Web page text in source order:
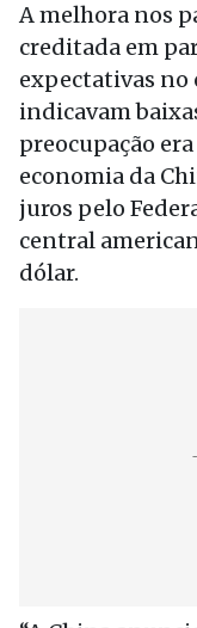
A melhora nos
creditada em
expectativas no
indicavam
preocupação
economia da
juros pelo
central
dólar.